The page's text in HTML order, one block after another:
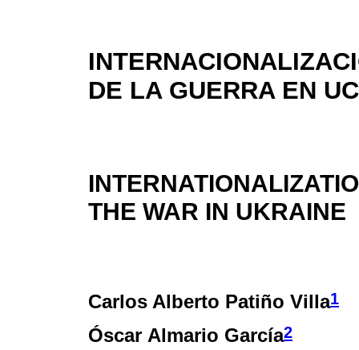
DE LA GUERRA EN
THE WAR IN UKRAINE
Carlos Alberto Patiño Villa1
Óscar Almario García2